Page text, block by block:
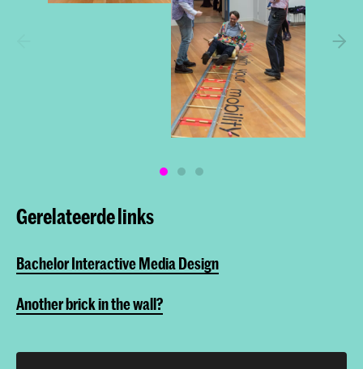
Gerelateerde links
Bachelor Interactive Media Design
Another brick in the wall?